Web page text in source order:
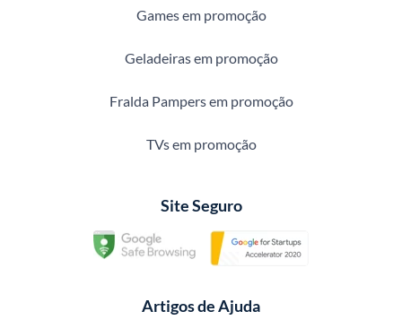
Games em promoção
Geladeiras em promoção
Fralda Pampers em promoção
TVs em promoção
Site Seguro
Artigos de Ajuda